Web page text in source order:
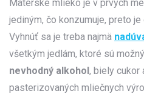
Materské mlieko je v prvých
jediným, čo konzumuje, preto
Vyhnúť sa je treba najmä
všetkým jedlám, ktoré sú
nevhodný alkohol, biely cukor
pasterizovaných mliečnych